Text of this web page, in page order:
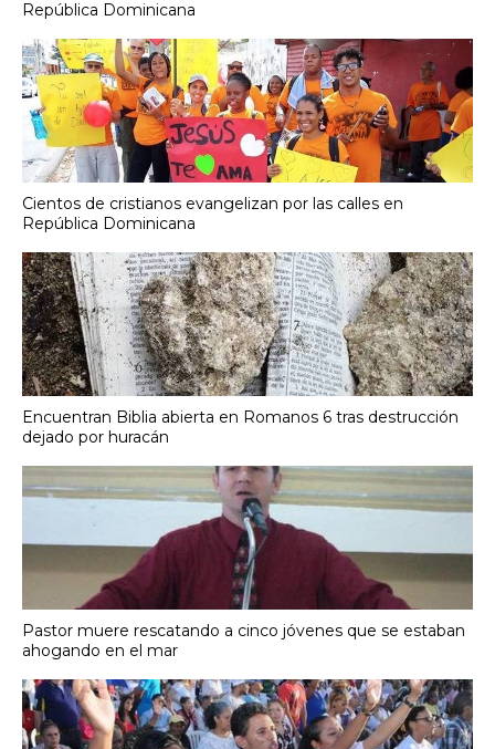
República Dominicana
Cientos de cristianos evangelizan por las calles en
República Dominicana
Encuentran Biblia abierta en Romanos 6 tras destrucción
dejado por huracán
Pastor muere rescatando a cinco jóvenes que se estaban
ahogando en el mar